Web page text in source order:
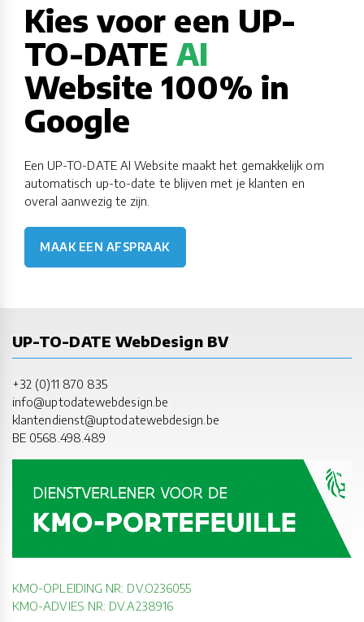
Kies voor een UP-
TO-DATE AI
Website 100% in
Google
Een UP-TO-DATE AI Website maakt het gemakkelijk om
automatisch up-to-date te blijven met je klanten en
overal aanwezig te zijn.
MAAK EEN AFSPRAAK
UP-TO-DATE WebDesign BV
+32 (0)11 870 835
info@uptodatewebdesign.be
klantendienst@uptodatewebdesign.be
BE 0568.498.489
KMO-OPLEIDING NR: DV.O236055
KMO-ADVIES NR: DV.A238916